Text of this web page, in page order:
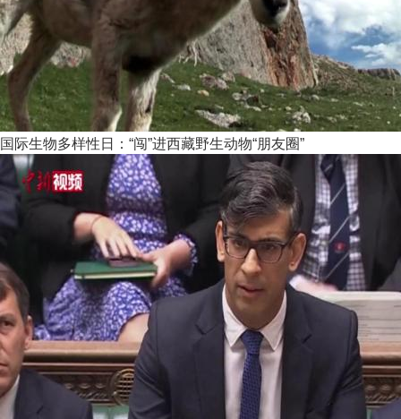
国际生物多样性日：“闯”进西藏野生动物“朋友圈”